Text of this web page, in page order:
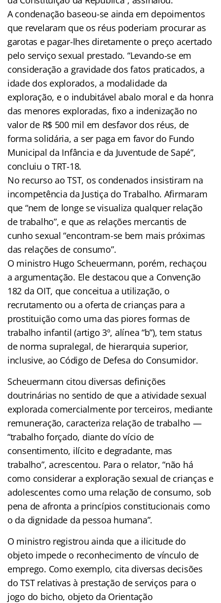
A condenação baseou-se ainda em depoimentos
que revelaram que os réus poderiam procurar as
garotas e pagar-lhes diretamente o preço acertado
pelo serviço sexual prestado. “Levando-se em
consideração a gravidade dos fatos praticados, a
idade dos explorados, a modalidade da
exploração, e o indubitável abalo moral e da honra
das menores exploradas, fixo a indenização no
valor de R$ 500 mil em desfavor dos réus, de
forma solidária, a ser paga em favor do Fundo
Municipal da Infância e da Juventude de Sapé”,
concluiu o TRT-18.
No recurso ao TST, os condenados insistiram na
incompetência da Justiça do Trabalho. Afirmaram
que “nem de longe se visualiza qualquer relação
de trabalho”, e que as relações mercantis de
cunho sexual “encontram-se bem mais próximas
das relações de consumo”.
O ministro Hugo Scheuermann, porém, rechaçou
a argumentação. Ele destacou que a Convenção
182 da OIT, que conceitua a utilização, o
recrutamento ou a oferta de crianças para a
prostituição como uma das piores formas de
trabalho infantil (artigo 3º, alínea “b”), tem status
de norma supralegal, de hierarquia superior,
inclusive, ao Código de Defesa do Consumidor.
Scheuermann citou diversas definições
doutrinárias no sentido de que a atividade sexual
explorada comercialmente por terceiros, mediante
remuneração, caracteriza relação de trabalho —
“trabalho forçado, diante do vício de
consentimento, ilícito e degradante, mas
trabalho”, acrescentou. Para o relator, “não há
como considerar a exploração sexual de crianças e
adolescentes como uma relação de consumo, sob
pena de afronta a princípios constitucionais como
o da dignidade da pessoa humana”.
O ministro registrou ainda que a ilicitude do
objeto impede o reconhecimento de vínculo de
emprego. Como exemplo, cita diversas decisões
do TST relativas à prestação de serviços para o
jogo do bicho, objeto da Orientação